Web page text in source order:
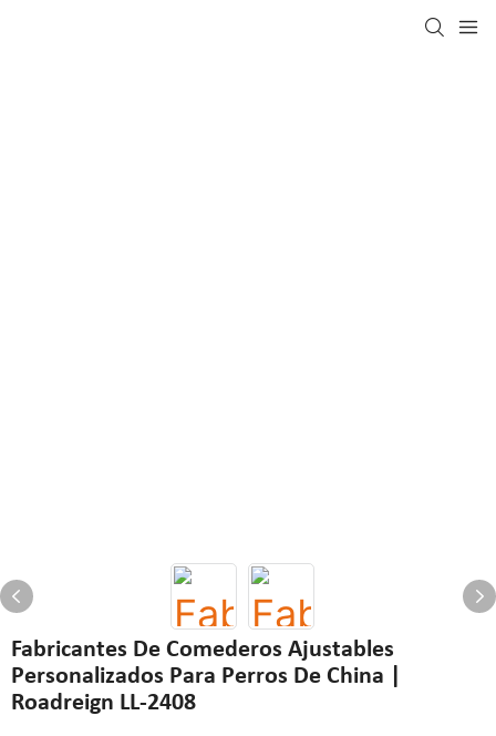
Fabricantes De Comederos Ajustables
Personalizados Para Perros De China |
Roadreign LL-2408